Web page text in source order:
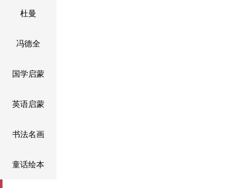
杜曼
冯德全
国学启蒙
英语启蒙
书法名画
童话绘本